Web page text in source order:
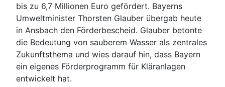
bis zu 6,7 Millionen Euro gefördert. Bayerns
Umweltminister Thorsten Glauber übergab heute
in Ansbach den Förderbescheid. Glauber betonte
die Bedeutung von sauberem Wasser als zentrales
Zukunftsthema und wies darauf hin, dass Bayern
ein eigenes Förderprogramm für Kläranlagen
entwickelt hat.